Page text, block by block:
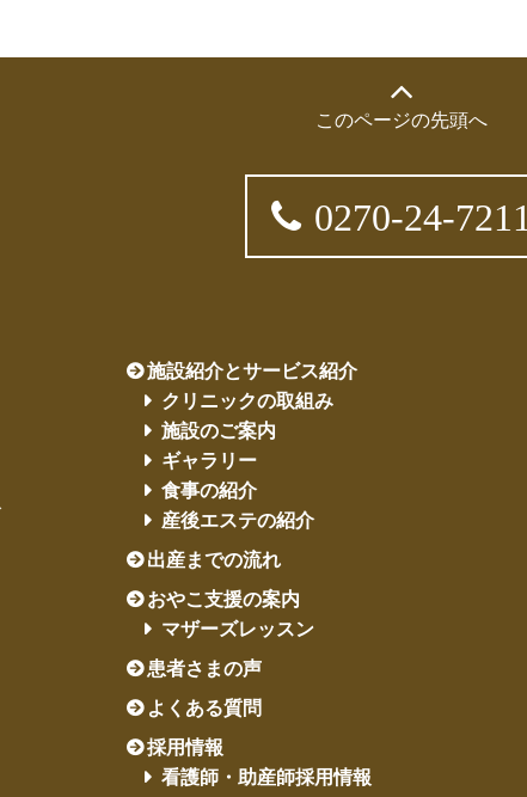
このページの先頭へ
0270-24-7211
施設紹介とサービス紹介
クリニックの取組み
施設のご案内
ギャラリー
食事の紹介
産後エステの紹介
出産までの流れ
おやこ支援の案内
マザーズレッスン
患者さまの声
よくある質問
採用情報
看護師・助産師採用情報